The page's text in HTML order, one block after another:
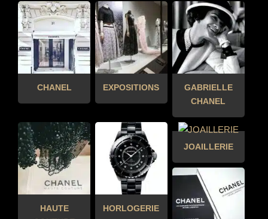
CHANEL EXPOSITIONS
GABRIELLE
CHANEL
HAUTE
HORLOGERIE
JOAILLERIE